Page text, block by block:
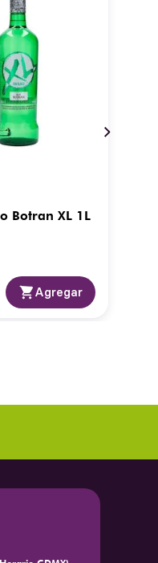
Botran XL 1L
Agregar